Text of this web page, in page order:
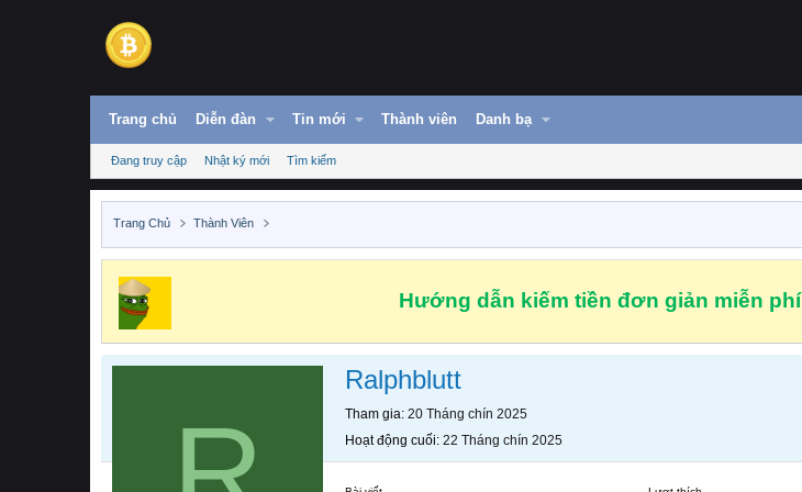
Trang chủ Diễn đàn Tin mới Thành viên Danh bạ
Đang truy cập Nhật ký mới Tìm kiếm
Trang Chủ Thành Viên
Hướng dẫn kiếm tiền đơn giản miễn phí
Ralphblutt
Tham gia 20 Tháng chín 2025
Hoạt động cuối 22 Tháng chín 2025